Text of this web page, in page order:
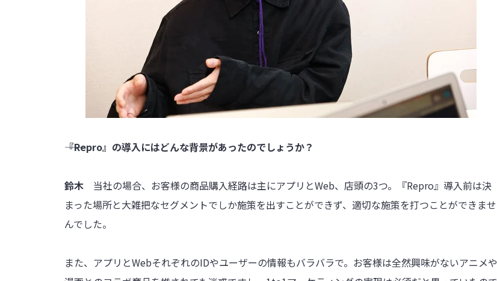
――『Repro』の導入にはどんな背景があったのでしょうか？
鈴木 当社の場合、お客様の商品購入経路は主にアプリとWeb、店頭の3つ。『Repro』導入前は決
まった場所と大雑把なセグメントでしか施策を出すことができず、適切な施策を打つことができませ
んでした。
また、アプリとWebそれぞれのIDやユーザーの情報もバラバラで。お客様は全然興味がないアニメや